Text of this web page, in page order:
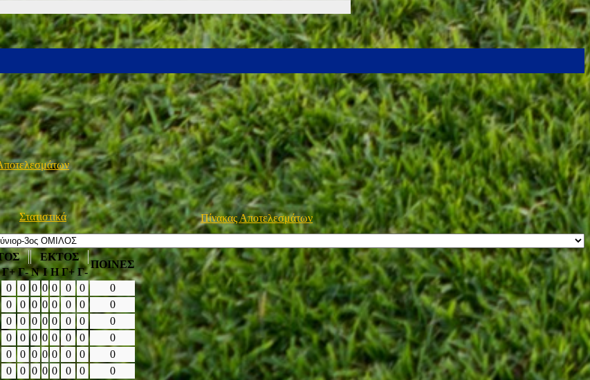
Στατιστικά Πίνακας Αποτελεσμάτων
ΕΚΤΟΣ
ΠΟΙΝΕΣ
Γ+ Γ- Ν Ι Η Γ+ Γ-
0 0 0 0 0 0 0
0
0 0 0 0 0 0 0
0
0 0 0 0 0 0 0
0
0 0 0 0 0 0 0
0
0 0 0 0 0 0 0
0
0 0 0 0 0 0 0 0